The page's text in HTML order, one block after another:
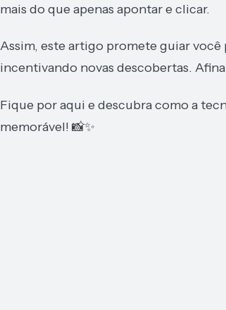
mais do que apenas apontar e clicar.
Assim, este artigo promete guiar
incentivando novas descobertas.
Fique por aqui e descubra como a
memorável! 📸✨